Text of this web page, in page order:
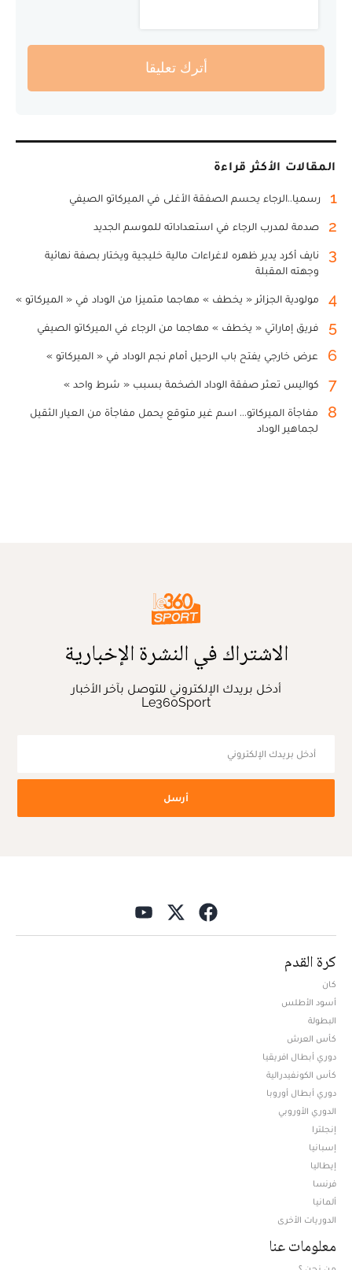
أترك تعليقا
المقالات الأكثر قراءة
1 رسميا..الرجاء يحسم الصفقة الأغلى في الميركاتو الصيفي
2 صدمة لمدرب الرجاء في استعداداته للموسم الجديد
3
نايف أكرد يدير ظهره لاغراءات مالية خليجية ويختار بصفة نهائية
وجهته المقبلة
4 مولودية الجزائر « يخطف » مهاجما متميزا من الوداد في « الميركاتو »
5 فريق إماراتي « يخطف » مهاجما من الرجاء في الميركاتو الصيفي
6 عرض خارجي يفتح باب الرحيل أمام نجم الوداد في « الميركاتو »
7 كواليس تعثر صفقة الوداد الضخمة بسبب « شرط واحد »
8
مفاجأة الميركاتو... اسم غير متوقع يحمل مفاجأة من العيار الثقيل
لجماهير الوداد
الاشتراك في النشرة الإخبارية
أدخل بريدك الإلكتروني للتوصل بآخر الأخبار
Le360Sport
أرسل
كرة القدم
كان
أسود الأطلس
البطولة
كأس العرش
دوري أبطال افريقيا
كأس الكونفيدرالية
دوري أبطال أوروبا
الدوري الأوروبي
إنجلترا
إسبانيا
إيطاليا
فرنسا
ألمانيا
الدوريات الأخرى
معلومات عنا